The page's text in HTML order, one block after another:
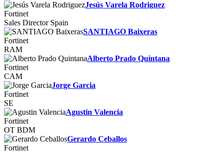
Jesús Varela Rodriguez
Fortinet
Sales Director Spain
SANTIAGO Baixeras
Fortinet
RAM
Alberto Prado Quintana
Fortinet
CAM
Jorge Garcia
Fortinet
SE
Agustin Valencia
Fortinet
OT BDM
Gerardo Ceballos
Fortinet